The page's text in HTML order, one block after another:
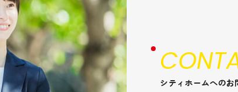
シティホームへのお